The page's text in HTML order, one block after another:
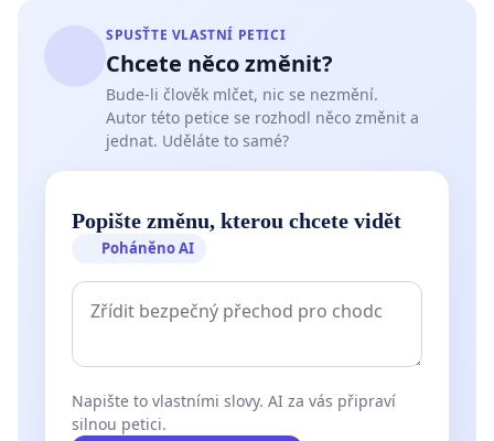
SPUSŤTE VLASTNÍ PETICI
Chcete něco změnit?
Bude-li člověk mlčet, nic se nezmění.
Autor této petice se rozhodl něco změnit a
jednat. Uděláte to samé?
Popište změnu, kterou chcete vidět
Poháněno AI
Napište to vlastními slovy. AI za vás připraví
silnou petici.